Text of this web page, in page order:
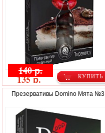
КУПИТЬ
140 р.
135 р.
Презервативы Domino Мята №3